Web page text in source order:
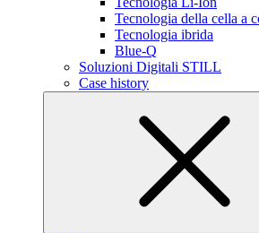
Tecnologia della cella a
Tecnologia ibrida
Blue-Q
Soluzioni Digitali STILL
Case history